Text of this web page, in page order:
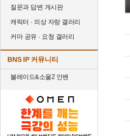
질문과 답변 게시판
캐릭터 · 의상 자랑 갤러리
커마 공유 · 요청 갤러리
BNS IP 커뮤니티
블레이드&소울2 인벤